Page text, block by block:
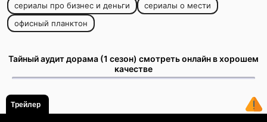
сериалы про бизнес и деньги
сериалы о мести
офисный планктон
Тайный аудит дорама (1 сезон) смотреть онлайн в хорошем
качестве
Трейлер